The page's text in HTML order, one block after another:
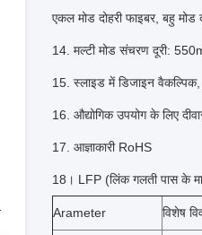
एकल मोड दोहरी फाइबर, बहु
14. मल्टी मोड संचरण दूरी:
15. स्लाइड में डिजाइन
16. औद्योगिक उपयोग के लिए
17. आज्ञाकारी RoHS
18। LFP (लिंक गलती पास के
Arameter विशेष